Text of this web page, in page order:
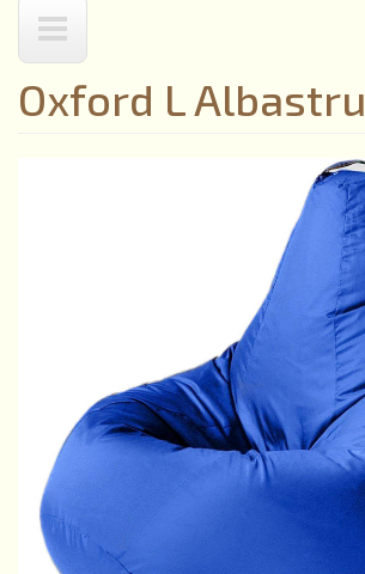
Oxford L Albastru